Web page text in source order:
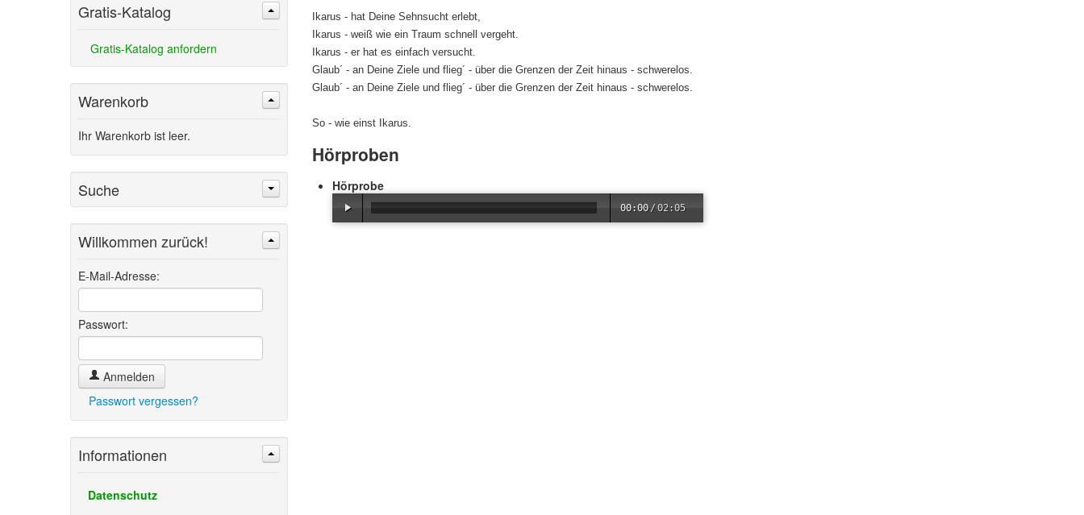
Ikarus - hat Deine Sehnsucht erlebt,
Ikarus - weiß wie ein Traum schnell vergeht.
Ikarus - er hat es einfach versucht.
Glaub´ - an Deine Ziele und flieg´ - über die Grenzen der Zeit hinaus - schwerelos.
Glaub´ - an Deine Ziele und flieg´ - über die Grenzen der Zeit hinaus - schwerelos.
So - wie einst Ikarus.
Hörproben
Hörprobe
00:00 /02:05
Gratis-Katalog
Gratis-Katalog anfordern
Warenkorb
Ihr Warenkorb ist leer.
Suche
Willkommen zurück!
E-Mail-Adresse:
Passwort:
Anmelden
Passwort vergessen?
Informationen
Datenschutz